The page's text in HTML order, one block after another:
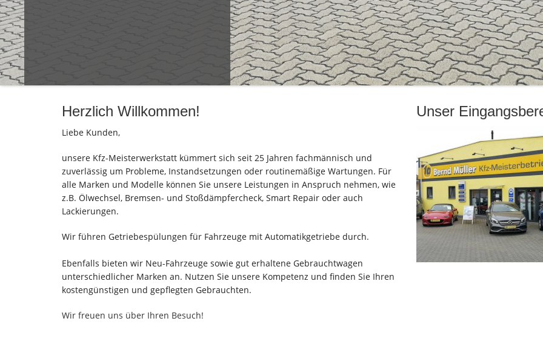
Herzlich Willkommen!
Liebe Kunden,
unsere Kfz-Meisterwerkstatt kümmert sich seit 25 Jahren fachmännisch und
zuverlässig um Probleme, Instandsetzungen oder routinemäßige Wartungen. Für
alle Marken und Modelle können Sie unsere Leistungen in Anspruch nehmen, wie
z.B. Ölwechsel, Bremsen- und Stoßdämpfercheck, Smart Repair oder auch
Lackierungen.
Wir führen Getriebespülungen für Fahrzeuge mit Automatikgetriebe durch.
Ebenfalls bieten wir Neu-Fahrzeuge sowie gut erhaltene Gebrauchtwagen
unterschiedlicher Marken an. Nutzen Sie unsere Kompetenz und finden Sie Ihren
kostengünstigen und gepflegten Gebrauchten.
Wir freuen uns über Ihren Besuch!
Unser